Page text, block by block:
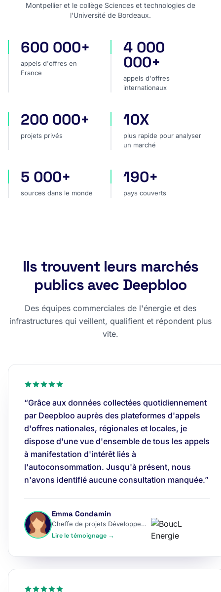
Montpellier et le collège Sciences et technologies de
l'Université de Bordeaux.
appels d'offres en France
600 000+
appels d'offres en
France
appels d'offres
4 000
000+
appels d'offres
internationaux
projets privés
200 000+
projets privés
plus rapide pour analyser
10X
plus rapide pour analyser
un marché
sources dans le monde
5 000+
sources dans le monde
pays couverts
190+
pays couverts
Ils trouvent leurs marchés
publics avec Deepbloo
Des équipes commerciales de l'énergie et des
infrastructures qui veillent, qualifient et répondent plus
vite.
“Grâce aux données collectées quotidiennement
par Deepbloo auprès des plateformes d'appels
d'offres nationales, régionales et locales, je
dispose d'une vue d'ensemble de tous les appels
à manifestation d'intérêt liés à
l'autoconsommation. Jusqu'à présent, nous
n'avons identifié aucune consultation manquée.”
Emma Condamin
Cheffe de projets Développement
Lire le témoignage →